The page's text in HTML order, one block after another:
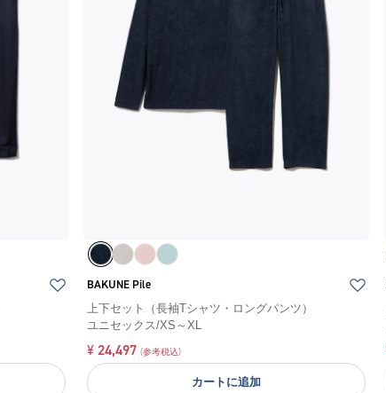
BAKUNE Pile
上下セット（長袖Tシャツ・ロングパンツ）
ユニセックス/XS～XL
¥ 24,497 (参考税込)
カートに追加